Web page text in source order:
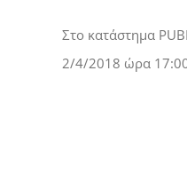
Στο κατάστημα
2/4/2018 ώρα